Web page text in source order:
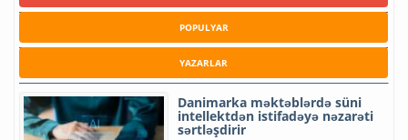
POPULYAR
YAZARLAR
Danimarka məktəblərdə süni
intellektdən istifadəyə nəzarəti
sərtləşdirir